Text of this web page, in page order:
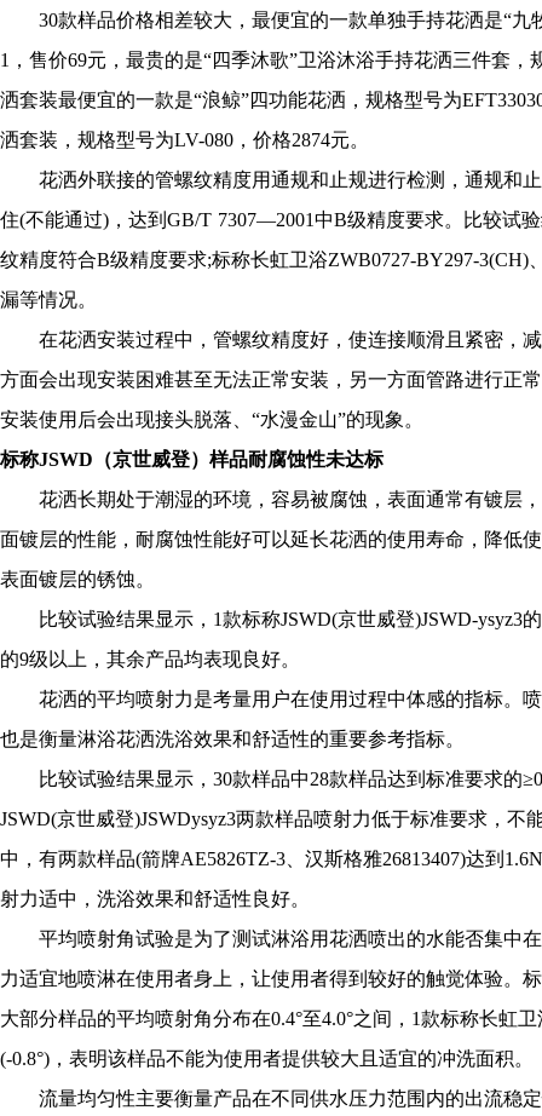
30款样品价格相差较大，最便宜的一款单独手持花洒是“九
1，售价69元，最贵的是“四季沐歌”卫浴沐浴手持花洒三件套
洒套装最便宜的一款是“浪鲸”四功能花洒，规格型号为
洒套装，规格型号为LV-080，价格2874元。
花洒外联接的管螺纹精度用通规和止规进行检测，通规和
住(不能通过)，达到GB/T 7307—2001中B级精度要求。比较试
纹精度符合B级精度要求;标称长虹卫浴ZWB0727-BY297-
漏等情况。
在花洒安装过程中，管螺纹精度好，使连接顺滑且紧密，
方面会出现安装困难甚至无法正常安装，另一方面管路进行正
安装使用后会出现接头脱落、“水漫金山”的现象。
标称JSWD（京世威登）样品耐腐蚀性未达标
花洒长期处于潮湿的环境，容易被腐蚀，表面通常有镀层
面镀层的性能，耐腐蚀性能好可以延长花洒的使用寿命，降低
表面镀层的锈蚀。
比较试验结果显示，1款标称JSWD(京世威登)JSWD-ysyz3
的9级以上，其余产品均表现良好。
花洒的平均喷射力是考量用户在使用过程中体感的指标。
也是衡量淋浴花洒洗浴效果和舒适性的重要参考指标。
比较试验结果显示，30款样品中28款样品达到标准要求的
JSWD(京世威登)JSWDysyz3两款样品喷射力低于标准要求，
中，有两款样品(箭牌AE5826TZ-3、汉斯格雅26813407)达到
射力适中，洗浴效果和舒适性良好。
平均喷射角试验是为了测试淋浴用花洒喷出的水能否集中
力适宜地喷淋在使用者身上，让使用者得到较好的触觉体验。
大部分样品的平均喷射角分布在0.4°至4.0°之间，1款标称长虹
(-0.8°)，表明该样品不能为使用者提供较大且适宜的冲洗面积。
流量均匀性主要衡量产品在不同供水压力范围内的出流稳